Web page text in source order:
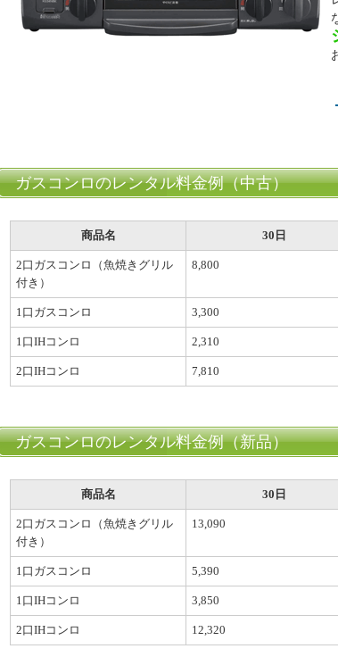
ガスコンロのレンタル料金例（中古）
商品名 30日
2口ガスコンロ（魚焼きグリル
付き）
8,800
1口ガスコンロ 3,300
1口IHコンロ 2,310
2口IHコンロ 7,810
ガスコンロのレンタル料金例（新品）
商品名 30日
2口ガスコンロ（魚焼きグリル
付き）
13,090
1口ガスコンロ 5,390
1口IHコンロ 3,850
2口IHコンロ 12,320